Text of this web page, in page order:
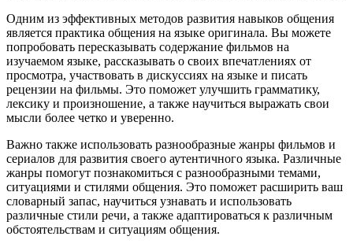
Одним из эффективных методов развития навыков общения
является практика общения на языке оригинала. Вы можете
попробовать пересказывать содержание фильмов на
изучаемом языке, рассказывать о своих впечатлениях от
просмотра, участвовать в дискуссиях на языке и писать
рецензии на фильмы. Это поможет улучшить грамматику,
лексику и произношение, а также научиться выражать свои
мысли более четко и уверенно.
Важно также использовать разнообразные жанры фильмов и
сериалов для развития своего аутентичного языка. Различные
жанры помогут познакомиться с разнообразными темами,
ситуациями и стилями общения. Это поможет расширить ваш
словарный запас, научиться узнавать и использовать
различные стили речи, а также адаптироваться к различным
обстоятельствам и ситуациям общения.